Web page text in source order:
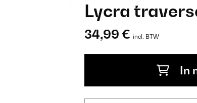
Lycra
34,99 € incl. BTW
In